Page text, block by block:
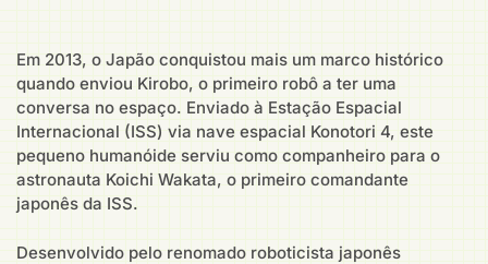
Em 2013, o Japão conquistou mais um marco histórico
quando enviou Kirobo, o primeiro robô a ter uma
conversa no espaço. Enviado à Estação Espacial
Internacional (ISS) via nave espacial Konotori 4, este
pequeno humanóide serviu como companheiro para o
astronauta Koichi Wakata, o primeiro comandante
japonês da ISS.
Desenvolvido pelo renomado roboticista japonês